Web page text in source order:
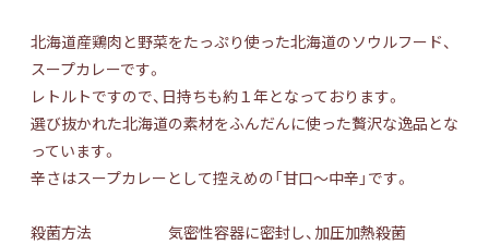
北海道産鶏肉と野菜をたっぷり使った北海道のソウルフード、
スープカレーです。
レトルトですので、日持ちも約１年となっております。
選び抜かれた北海道の素材をふんだんに使った贅沢な逸品とな
っています。
辛さはスープカレーとして控えめの「甘口～中辛」です。
殺菌方法 気密性容器に密封し、加圧加熱殺菌